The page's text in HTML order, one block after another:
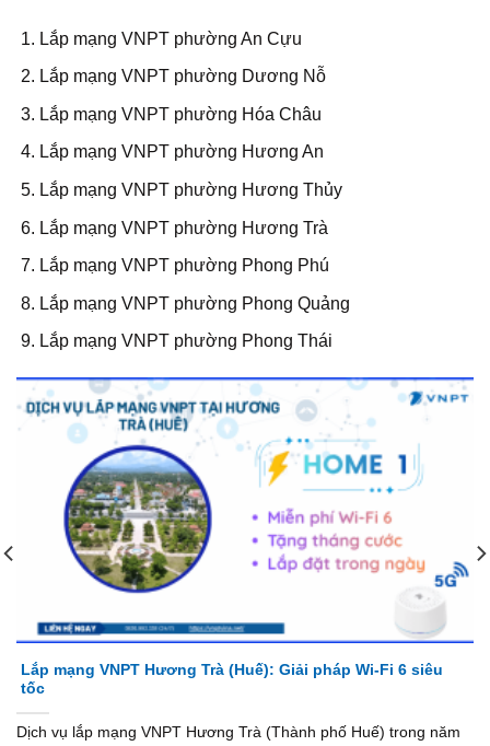
Lắp mạng VNPT phường An Cựu
Lắp mạng VNPT phường Dương Nỗ
Lắp mạng VNPT phường Hóa Châu
Lắp mạng VNPT phường Hương An
Lắp mạng VNPT phường Hương Thủy
Lắp mạng VNPT phường Hương Trà
Lắp mạng VNPT phường Phong Phú
Lắp mạng VNPT phường Phong Quảng
Lắp mạng VNPT phường Phong Thái
Lắp mạng VNPT Hương Trà (Huế): Giải pháp Wi-Fi 6 siêu
tốc
Dịch vụ lắp mạng VNPT Hương Trà (Thành phố Huế) trong năm